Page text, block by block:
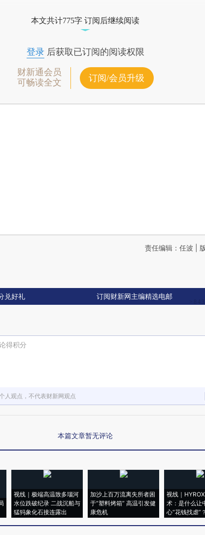
本文共计775字 订阅后继续阅读
登录后获取已订阅的阅读权限
财新通会员
可畅读全文
订阅/会员升级
责任编辑：任波 |
兑好礼 订阅财新网主编精选电邮
得积分
人观点，不代表财新网观点
本篇文章暂无评论
视线｜极端高温致多瑙河
水位跌破纪录 二战沉船与
猛犸象化石接连露出
加沙上百万流离失所者困
于“塑料烤箱” 高温引发健
康危机
视线｜
术：是什么让
心“花钱找虐”？